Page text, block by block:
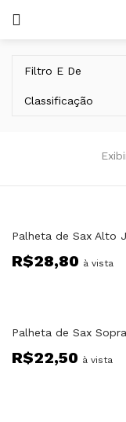
Filtro E De
Classificação
R$28,80 à vista
R$22,50 à vista